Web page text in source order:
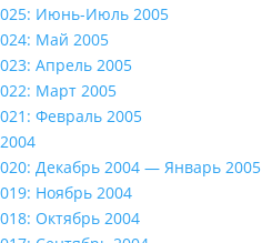
025: Июнь-Июль 2005
024: Май 2005
023: Апрель 2005
022: Март 2005
021: Февраль 2005
2004
020: Декабрь 2004 — Январь 2005
019: Ноябрь 2004
018: Октябрь 2004